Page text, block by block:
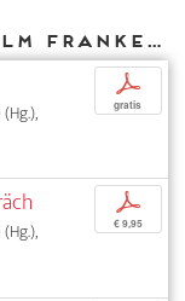
Weitere Texte von Anselm Franke bei DIAPHANES
p
gratis
p
€ 9,95